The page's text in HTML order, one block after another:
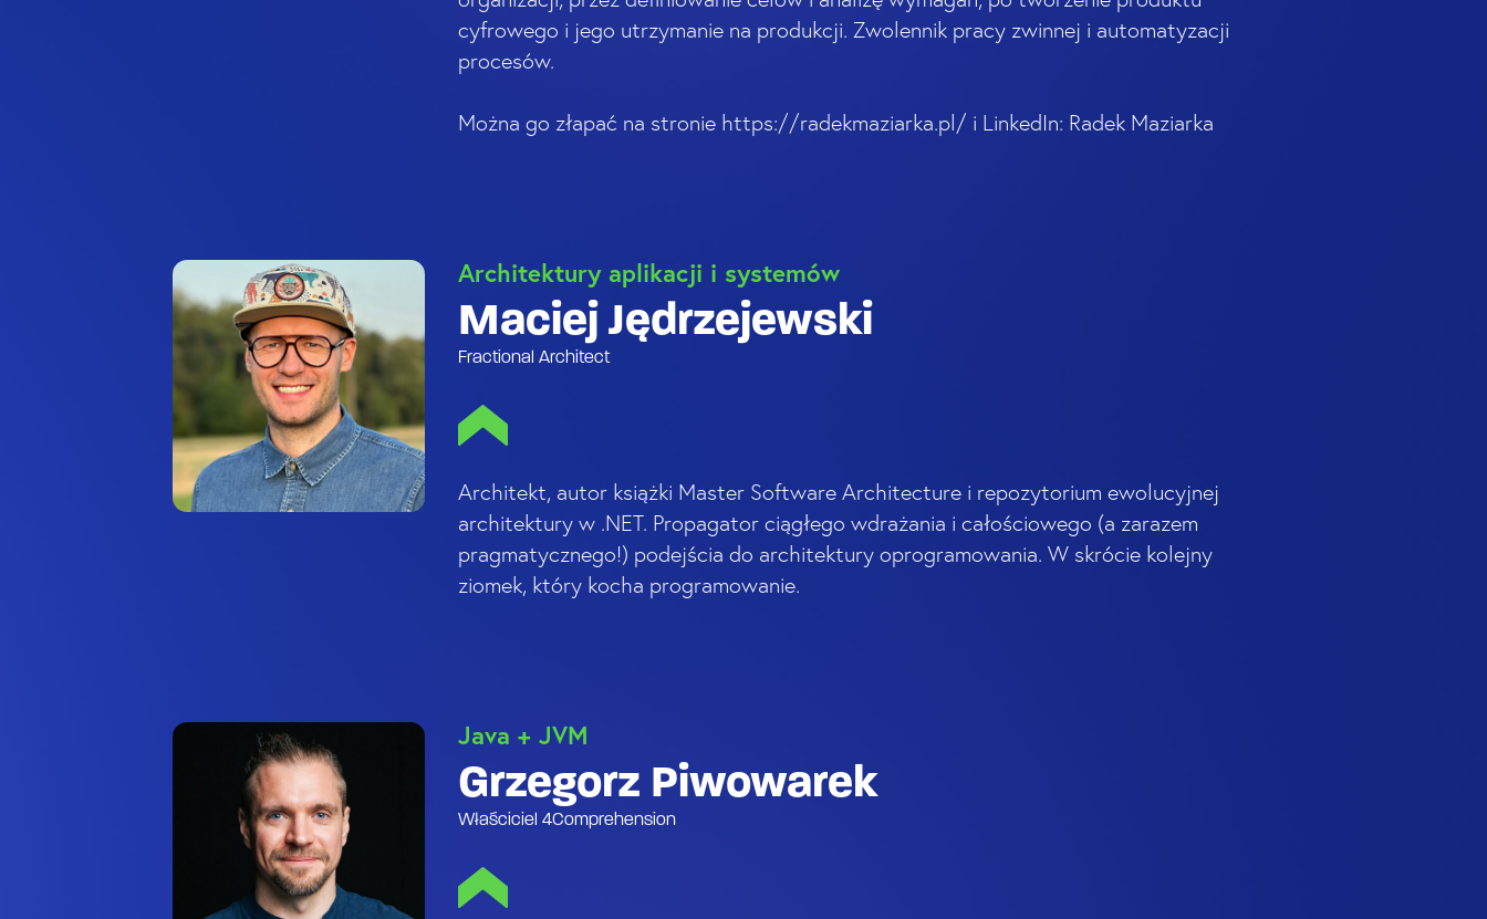
cyfrowego i jego utrzymanie na produkcji. Zwolennik pracy zwinnej i automatyzacji
procesów.
Można go złapać na stronie https://radekmaziarka.pl/ i LinkedIn: Radek Maziarka
Architektury aplikacji i systemów
Maciej Jędrzejewski
Fractional Architect
Architekt, autor książki Master Software Architecture i repozytorium ewolucyjnej
architektury w .NET. Propagator ciągłego wdrażania i całościowego (a zarazem
pragmatycznego!) podejścia do architektury oprogramowania. W skrócie kolejny
ziomek, który kocha programowanie.
Java + JVM
Grzegorz Piwowarek
Właściciel 4Comprehension